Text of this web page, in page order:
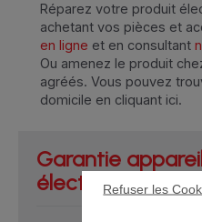
Réparez votre produit
achetant vos pièces et
en ligne et en consultant
Ou amenez le produit
agréés. Vous pouvez
domicile en cliquant ici.
Garantie
électroménagers
Refuser les